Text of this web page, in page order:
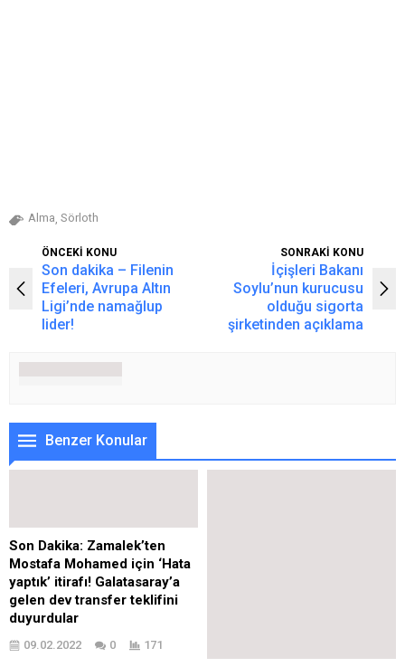
Alma, Sörloth
ÖNCEKİ KONU
Son dakika – Filenin
Efeleri, Avrupa Altın
Ligi’nde namağlup
lider!
SONRAKİ KONU
İçişleri Bakanı
Soylu’nun kurucusu
olduğu sigorta
şirketinden açıklama
Benzer Konular
Son Dakika: Zamalek’ten
Mostafa Mohamed için ‘Hata
yaptık’ itirafı! Galatasaray’a
gelen dev transfer teklifini
duyurdular
09.02.2022 0 171